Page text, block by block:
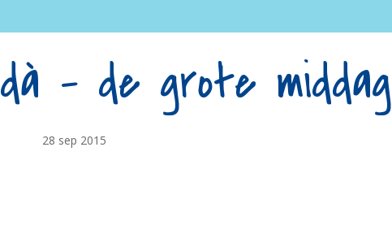
– de grote middag
28 sep 2015